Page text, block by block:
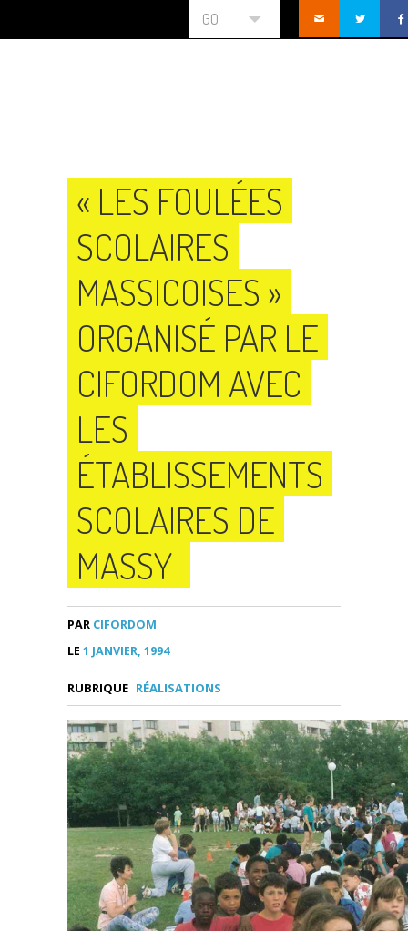
GO
« LES FOULÉES
SCOLAIRES
MASSICOISES »
ORGANISÉ PAR LE
CIFORDOM AVEC
LES
ÉTABLISSEMENTS
SCOLAIRES DE
MASSY
PAR CIFORDOM
LE 1 JANVIER, 1994
RUBRIQUE RÉALISATIONS